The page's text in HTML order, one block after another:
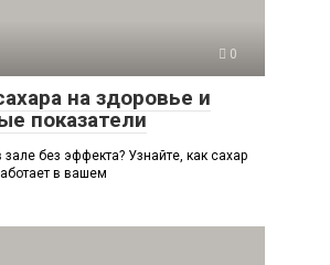
0
на здоровье и
показатели
зале без эффекта? Узнайте, как сахар
в вашем